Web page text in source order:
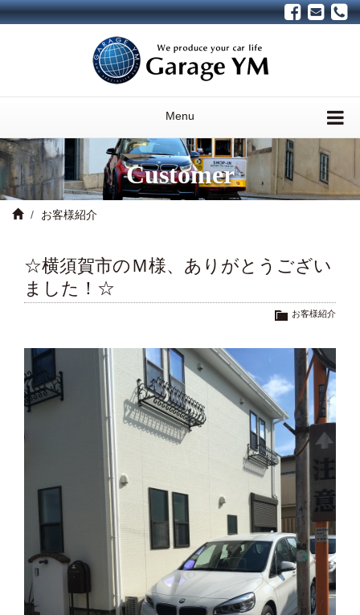
Menu
Customer
お客様紹介
☆横須賀市のＭ様、ありがとうござい
ました！☆
お客様紹介